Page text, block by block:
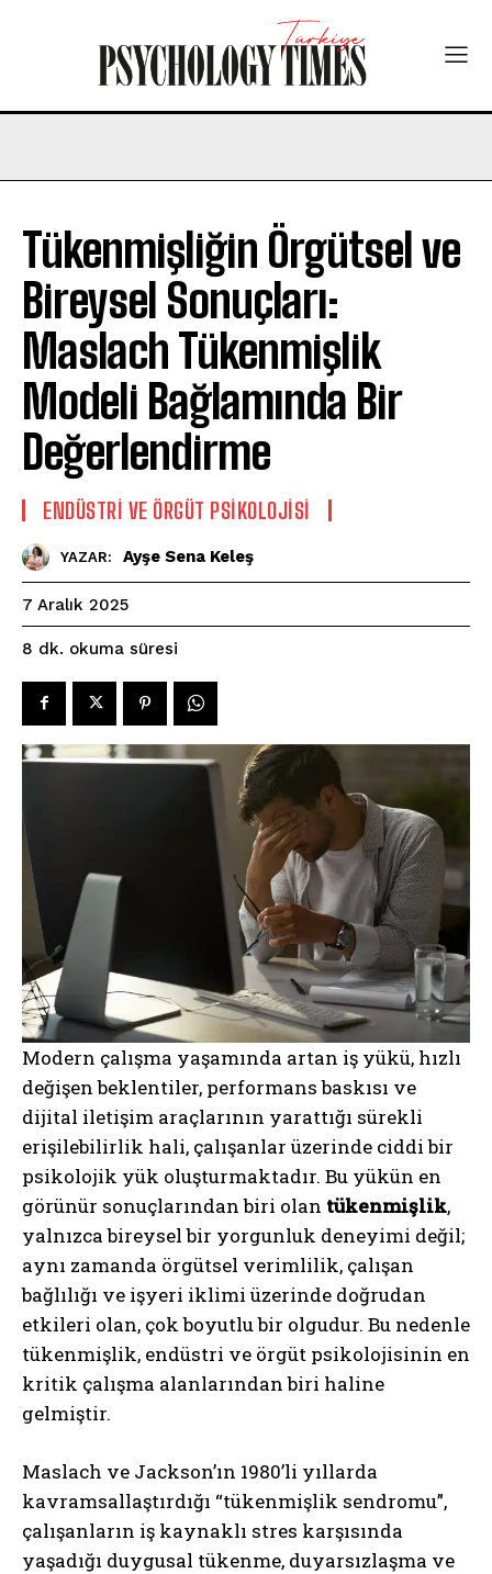
Tükenmişliğin Örgütsel ve
Bireysel Sonuçları:
Maslach Tükenmişlik
Modeli Bağlamında Bir
Değerlendirme
ENDÜSTRI VE ÖRGÜT PSIKOLOJISI
YAZAR: Ayşe Sena Keleş
7 Aralık 2025
8 dk. okuma süresi
Modern çalışma yaşamında artan iş yükü, hızlı
değişen beklentiler, performans baskısı ve
dijital iletişim araçlarının yarattığı sürekli
erişilebilirlik hali, çalışanlar üzerinde ciddi bir
psikolojik yük oluşturmaktadır. Bu yükün en
görünür sonuçlarından biri olan tükenmişlik,
yalnızca bireysel bir yorgunluk deneyimi değil;
aynı zamanda örgütsel verimlilik, çalışan
bağlılığı ve işyeri iklimi üzerinde doğrudan
etkileri olan, çok boyutlu bir olgudur. Bu nedenle
tükenmişlik, endüstri ve örgüt psikolojisinin en
kritik çalışma alanlarından biri haline
gelmiştir.
Maslach ve Jackson’ın 1980’li yıllarda
kavramsallaştırdığı “tükenmişlik sendromu”,
çalışanların iş kaynaklı stres karşısında
yaşadığı duygusal tükenme, duyarsızlaşma ve